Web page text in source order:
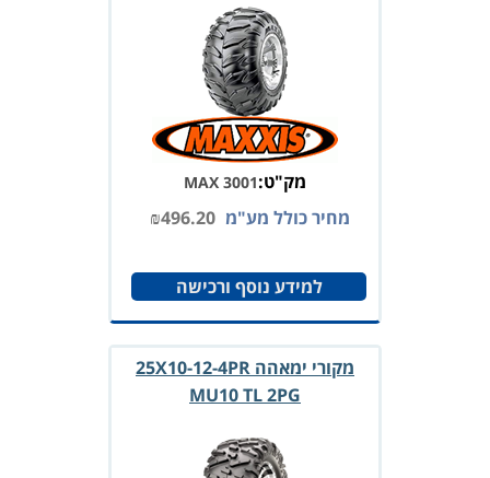
מק"ט:MAX 3001
מחיר כולל מע"מ ₪496.20
למידע נוסף ורכישה
מקורי ימאהה 25X10-12-4PR
MU10 TL 2PG